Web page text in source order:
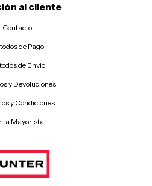
al cliente
Contacto
de Pago
de Envio
y Devoluciones
y Condiciones
Mayorista